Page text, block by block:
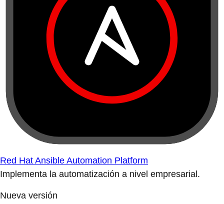
Red Hat Ansible Automation Platform
Implementa la automatización a nivel empresarial.
Nueva versión